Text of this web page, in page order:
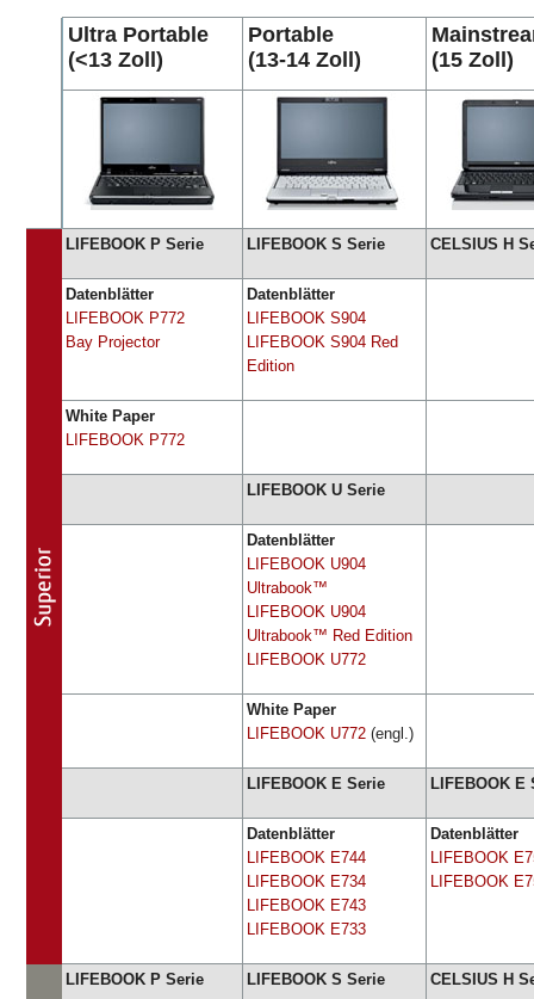
Ultra Portable
(<13 Zoll)
Portable
(13-14 Zoll)
(15 Zoll)
LIFEBOOK P Serie LIFEBOOK S Serie CELSIUS H
Datenblätter
LIFEBOOK P772
Bay Projector
Datenblätter
LIFEBOOK S904
LIFEBOOK S904 Red
Edition
White Paper
LIFEBOOK P772
LIFEBOOK U Serie
Datenblätter
LIFEBOOK U904
Ultrabook™
LIFEBOOK U904
Ultrabook™ Red Edition
LIFEBOOK U772
White Paper
LIFEBOOK U772 (engl.)
LIFEBOOK E Serie LIFEBOOK E
Datenblätter
LIFEBOOK E744
LIFEBOOK E734
LIFEBOOK E743
LIFEBOOK E733
Datenblätter
LIFEBOOK
LIFEBOOK
LIFEBOOK P Serie LIFEBOOK S Serie CELSIUS H